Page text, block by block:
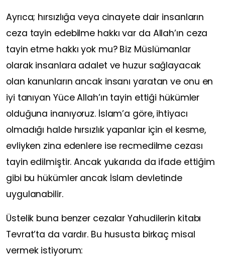
Ayrıca; hırsızlığa veya cinayete dair insanların
ceza tayin edebilme hakkı var da Allah’ın ceza
tayin etme hakkı yok mu? Biz Müslümanlar
olarak insanlara adalet ve huzur sağlayacak
olan kanunların ancak insanı yaratan ve onu en
iyi tanıyan Yüce Allah’ın tayin ettiği hükümler
olduğuna inanıyoruz. İslam’a göre, ihtiyacı
olmadığı halde hırsızlık yapanlar için el kesme,
evliyken zina edenlere ise recmedilme cezası
tayin edilmiştir. Ancak yukarıda da ifade ettiğim
gibi bu hükümler ancak İslam devletinde
uygulanabilir.
Üstelik buna benzer cezalar Yahudilerin kitabı
Tevrat’ta da vardır. Bu hususta birkaç misal
vermek istiyorum: